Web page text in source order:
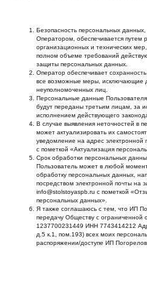
Безопасность персональных
Оператором, обеспечивается путем
организационных и технических
полном объеме требований
защиты персональных данных.
Оператор обеспечивает
все возможные меры, исключающие
неуполномоченных лиц.
Персональные данные Пользователя
будут переданы третьим лицам, за
исполнением действующего
В случае выявления неточностей в
может актуализировать их
уведомление на адрес электронной
с пометкой «Актуализация
Срок обработки персональных
Пользователь может в любой
обработку персональных данных,
посредством электронной почты на
info@stolstoyaspb.ru с пометкой
персональных данных».
Я также соглашаюсь с тем, что ИП
передачу Обществу с ограниченной
1237700231449 ИНН 7743414212
д.5 к.1, пом.193) всех моих
распоряжении/доступе ИП